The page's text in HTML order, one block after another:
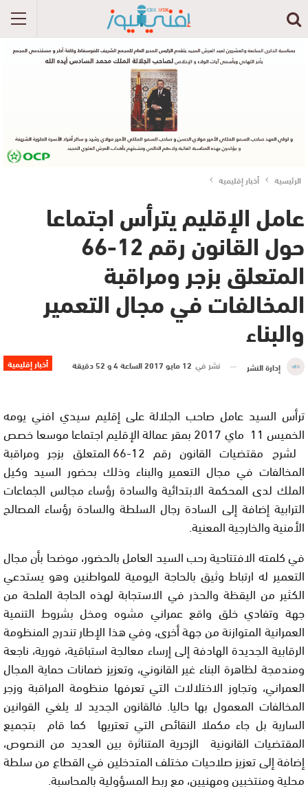
الرئيسية أخبار إقليمية
عامل الإقليم يترأس اجتماعا
حول القانون رقم 12-66
المتعلق بزجر ومراقبة
المخالفات في مجال التعمير
والبناء
أخبار إقليمية إدارة النشر نشر في 12 مايو 2017 الساعة 4 و 52 دقيقة
ترأس السيد عامل صاحب الجلالة على إقليم سيدي افني يومه
الخميس 11 ماي 2017 بمقر عمالة الإقليم اجتماعا موسعا خصص
لشرح مقتضيات القانون رقم 12-66 المتعلق بزجر ومراقبة
المخالفات في مجال التعمير والبناء وذلك بحضور السيد وكيل
الملك لدى المحكمة الابتدائية والسادة رؤساء مجالس الجماعات
الترابية إضافة إلى السادة رجال السلطة والسادة رؤساء المصالح
الأمنية والخارجية المعنية.
في كلمته الافتتاحية رحب السيد العامل بالحضور، موضحا بأن مجال
التعمير له ارتباط وثيق بالحاجة اليومية للمواطنين وهو يستدعي
الكثير من اليقظة والحذر في الاستجابة لهذه الحاجة الملحة من
جهة وتفادي خلق واقع عمراني مشوه ومخل بشروط التنمية
العمرانية المتوازنة من جهة أخرى، وفي هذا الإطار تندرج المنظومة
الرقابية الجديدة الهادفة إلى إرساء معالجة استباقية، فورية، ناجعة
ومندمجة لظاهرة البناء غير القانوني، وتعزيز ضمانات حماية المجال
العمراني، وتجاوز الاختلالات التي تعرفها منظومة المراقبة وزجر
المخالفات المعمول بها حاليا. فالقانون الجديد لا يلغي القوانين
السارية بل جاء مكملا النقائص التي تعتريها كما قام بتجميع
المقتضيات القانونية الزجرية المتناثرة بين العديد من النصوص،
إضافة إلى تعزيز صلاحيات مختلف المتدخلين في القطاع من سلطة
محلية ومنتخبين ومهنيين، مع ربط المسؤولية بالمحاسبة.